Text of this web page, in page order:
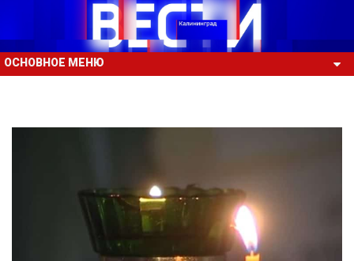
ОСНОВНОЕ МЕНЮ